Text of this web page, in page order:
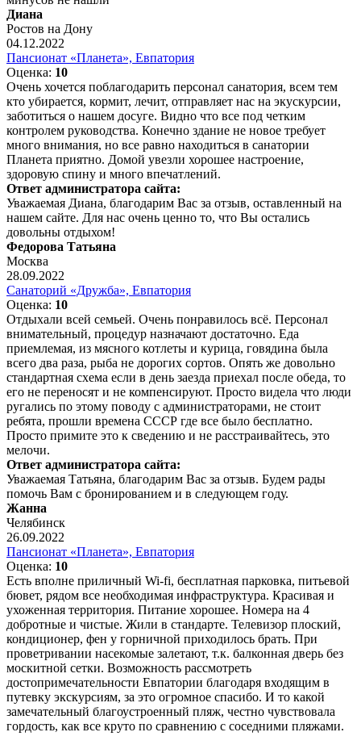
Диана
Ростов на Дону
04.12.2022
Пансионат «Планета», Евпатория
Оценка: 10
Очень хочется поблагодарить персонал санатория, всем тем
кто убирается, кормит, лечит, отправляет нас на экускурсии,
заботиться о нашем досуге. Видно что все под четким
контролем руководства. Конечно здание не новое требует
много внимания, но все равно находиться в санатории
Планета приятно. Домой увезли хорошее настроение,
здоровую спину и много впечатлений.
Ответ администратора сайта:
Уважаемая Диана, благодарим Вас за отзыв, оставленный на
нашем сайте. Для нас очень ценно то, что Вы остались
довольны отдыхом!
Федорова Татьяна
Москва
28.09.2022
Санаторий «Дружба», Евпатория
Оценка: 10
Отдыхали всей семьей. Очень понравилось всё. Персонал
внимательный, процедур назначают достаточно. Еда
приемлемая, из мясного котлеты и курица, говядина была
всего два раза, рыба не дорогих сортов. Опять же довольно
стандартная схема если в день заезда приехал после обеда, то
его не переносят и не компенсируют. Просто видела что люди
ругались по этому поводу с администраторами, не стоит
ребята, прошли времена СССР где все было бесплатно.
Просто примите это к сведению и не расстраивайтесь, это
мелочи.
Ответ администратора сайта:
Уважаемая Татьяна, благодарим Вас за отзыв. Будем рады
помочь Вам с бронированием и в следующем году.
Жанна
Челябинск
26.09.2022
Пансионат «Планета», Евпатория
Оценка: 10
Есть вполне приличный Wi-fi, бесплатная парковка, питьевой
бювет, рядом все необходимая инфраструктура. Красивая и
ухоженная территория. Питание хорошее. Номера на 4
добротные и чистые. Жили в стандарте. Телевизор плоский,
кондиционер, фен у горничной приходилось брать. При
проветривании насекомые залетают, т.к. балконная дверь без
москитной сетки. Возможность рассмотреть
достопримечательности Евпатории благодаря входящим в
путевку экскурсиям, за это огромное спасибо. И то какой
замечательный благоустроенный пляж, честно чувствовала
гордость, как все круто по сравнению с соседними пляжами.